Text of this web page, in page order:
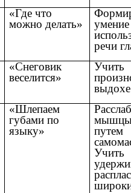
«Где что
можно делать»
умение
речи
«Снеговик
веселится»
Учить
«Шлепаем
губами по
языку»
мышцы
путем
Учить